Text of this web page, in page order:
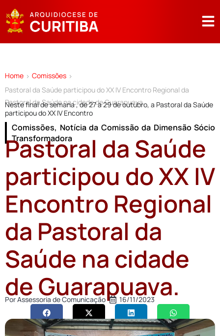
Home > Comissões >
Pastoral da Saúde participou do XX IV Encontro Regional da
Pastoral da Saúde na cidade de Guarapuava.
Neste final de semana , de 27 a 29 de outubro, a Pastoral da Saúde
participou do XX IV Encontro
Comissões, Notícia da Comissão da Dimensão Sócio
Transformadora
Pastoral da Saúde
participou do XX IV
Encontro Regional
da Pastoral da
Saúde na cidade
de Guarapuava.
PorAssessoria de Comunicação 16/11/2023